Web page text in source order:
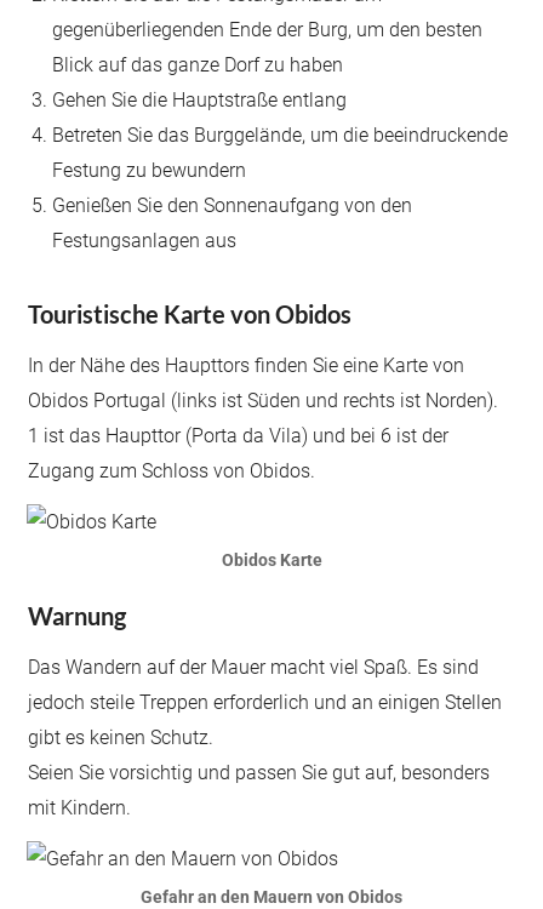
gegenüberliegenden Ende der Burg, um den besten
Blick auf das ganze Dorf zu haben
Gehen Sie die Hauptstraße entlang
Betreten Sie das Burggelände, um die beeindruckende
Festung zu bewundern
Genießen Sie den Sonnenaufgang von den
Festungsanlagen aus
Touristische Karte von Obidos
In der Nähe des Haupttors finden Sie eine Karte von
Obidos Portugal (links ist Süden und rechts ist Norden).
1 ist das Haupttor (Porta da Vila) und bei 6 ist der
Zugang zum Schloss von Obidos.
Obidos Karte
Warnung
Das Wandern auf der Mauer macht viel Spaß. Es sind
jedoch steile Treppen erforderlich und an einigen Stellen
gibt es keinen Schutz.
Seien Sie vorsichtig und passen Sie gut auf, besonders
mit Kindern.
Gefahr an den Mauern von Obidos